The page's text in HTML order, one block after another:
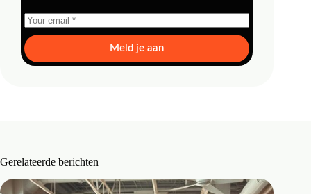
Meld je aan
Gerelateerde berichten